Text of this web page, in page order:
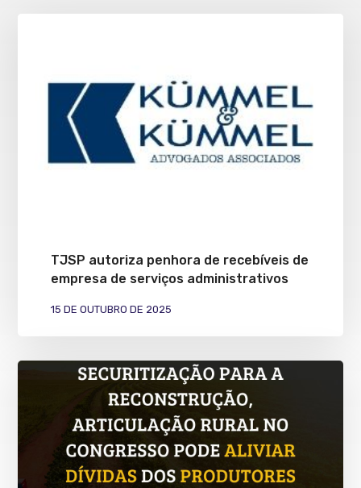
TJSP autoriza penhora de recebíveis de
empresa de serviços administrativos
15 DE OUTUBRO DE 2025